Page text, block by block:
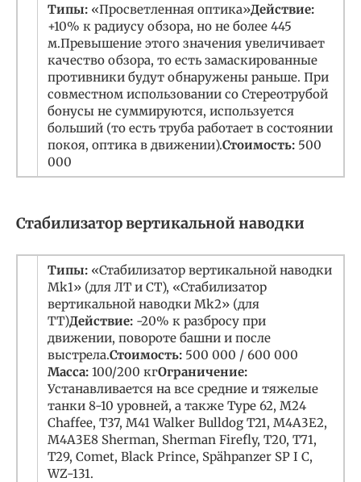
Типы: «Просветленная оптика»Действие:
+10% к радиусу обзора, но не более 445
м.Превышение этого значения увеличивает
качество обзора, то есть замаскированные
противники будут обнаружены раньше. При
совместном использовании со Стереотрубой
бонусы не суммируются, используется
больший (то есть труба работает в состоянии
покоя, оптика в движении).Стоимость: 500
000
Стабилизатор вертикальной наводки
Типы: «Стабилизатор вертикальной наводки
Mk1» (для ЛТ и СТ), «Стабилизатор
вертикальной наводки Mk2» (для
ТТ)Действие: -20% к разбросу при
движении, повороте башни и после
выстрела.Стоимость: 500 000 / 600 000
Масса: 100/200 кгОграничение:
Устанавливается на все средние и тяжелые
танки 8-10 уровней, а также Type 62, M24
Chaffee, T37, M41 Walker Bulldog T21, M4A3E2,
M4A3E8 Sherman, Sherman Firefly, T20, T71,
T29, Comet, Black Prince, Spähpanzer SP I C,
WZ-131.